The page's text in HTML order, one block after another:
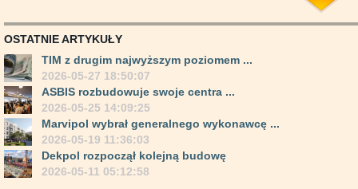
OSTATNIE ARTYKUŁY
TIM z drugim najwyższym poziomem ...
2026-05-27 18:50:07
ASBIS rozbudowuje swoje centra ...
2026-05-25 14:09:25
Marvipol wybrał generalnego wykonawcę ...
2026-05-19 11:36:03
Dekpol rozpoczął kolejną budowę
2026-05-11 05:12:58